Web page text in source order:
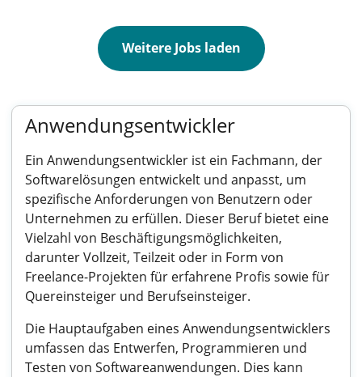
Weitere Jobs laden
Anwendungsentwickler
Ein Anwendungsentwickler ist ein Fachmann, der
Softwarelösungen entwickelt und anpasst, um
spezifische Anforderungen von Benutzern oder
Unternehmen zu erfüllen. Dieser Beruf bietet eine
Vielzahl von Beschäftigungsmöglichkeiten,
darunter Vollzeit, Teilzeit oder in Form von
Freelance-Projekten für erfahrene Profis sowie für
Quereinsteiger und Berufseinsteiger.
Die Hauptaufgaben eines Anwendungsentwicklers
umfassen das Entwerfen, Programmieren und
Testen von Softwareanwendungen. Dies kann